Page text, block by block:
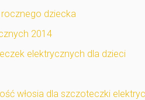
dziecka
2014
elektrycznych dla dzieci
włosia dla szczoteczki